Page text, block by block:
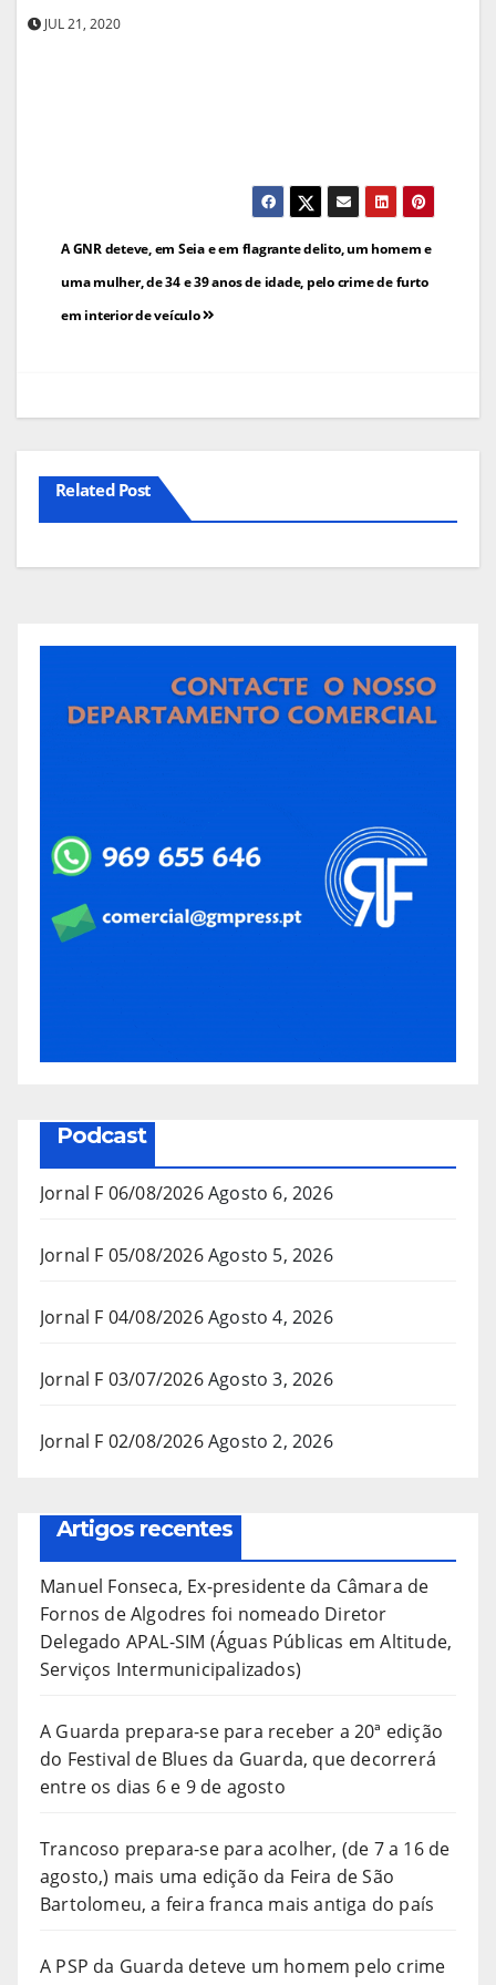
JUL 21, 2020
Navegação
de
artigos
A GNR deteve, em Seia e em flagrante delito, um homem e
uma mulher, de 34 e 39 anos de idade, pelo crime de furto
em interior de veículo
Related Post
Podcast
Jornal F 06/08/2026Agosto 6, 2026
Jornal F 05/08/2026Agosto 5, 2026
Jornal F 04/08/2026Agosto 4, 2026
Jornal F 03/07/2026Agosto 3, 2026
Jornal F 02/08/2026Agosto 2, 2026
Artigos recentes
Manuel Fonseca, Ex-presidente da Câmara de
Fornos de Algodres foi nomeado Diretor
Delegado APAL-SIM (Águas Públicas em Altitude,
Serviços Intermunicipalizados)
A Guarda prepara-se para receber a 20ª edição
do Festival de Blues da Guarda, que decorrerá
entre os dias 6 e 9 de agosto
Trancoso prepara-se para acolher, (de 7 a 16 de
agosto,) mais uma edição da Feira de São
Bartolomeu, a feira franca mais antiga do país
A PSP da Guarda deteve um homem pelo crime